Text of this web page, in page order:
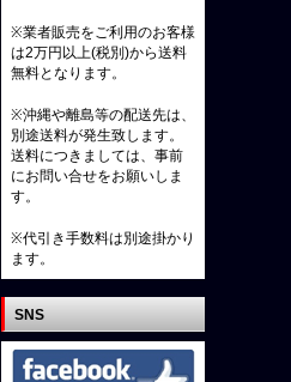
※業者販売をご利用のお客様
は2万円以上(税別)から送料
無料となります。
※沖縄や離島等の配送先は、
別途送料が発生致します。
送料につきましては、事前
にお問い合せをお願いしま
す。
※代引き手数料は別途掛かり
ます。
SNS